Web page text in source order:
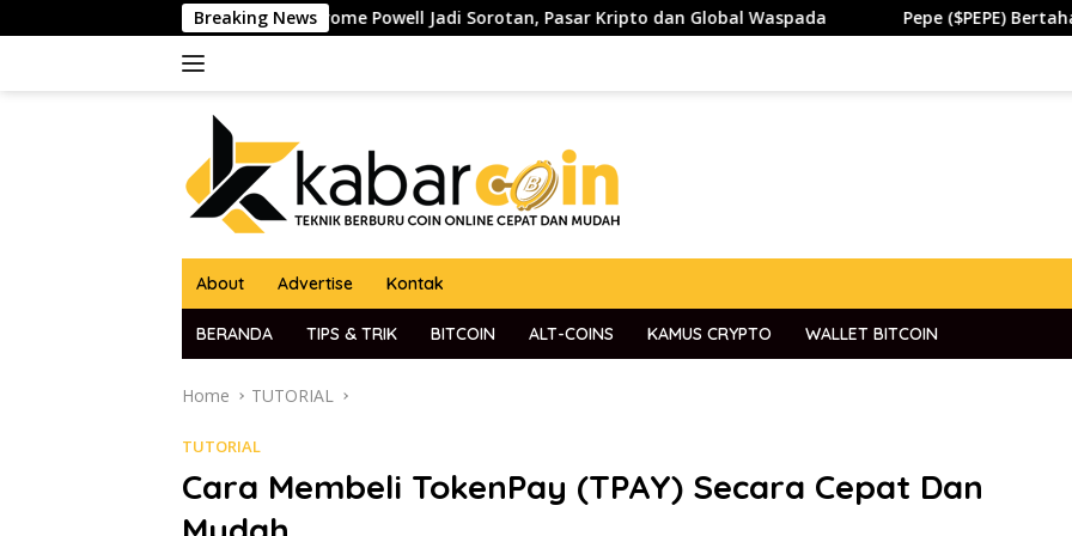
to
Breaking News
Ketua The Fed Jerome Powell Jadi Sorotan, Pasar Kripto dan Global Waspada Pepe ($PEPE) Bertahan di Zona
About Advertise Kontak
BERANDA TIPS & TRIK BITCOIN ALT-COINS KAMUS CRYPTO WALLET BITCOIN
Home TUTORIAL
TUTORIAL
Cara Membeli TokenPay (TPAY) Secara Cepat Dan